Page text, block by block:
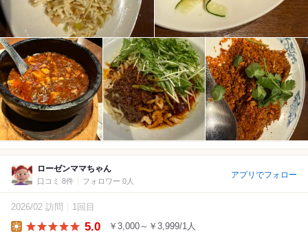
ローゼンママちゃん
口コミ 8件 フォロワー 0人
アプリでフォロー
2026/02 訪問 1回目
5.0 ￥3,000～￥3,999/1人